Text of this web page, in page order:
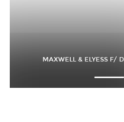
MAXWELL & ELYESS F/